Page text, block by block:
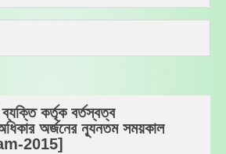
কর্তৃক বর্তস্বত্ব
অর্জনের ন্যূনতম সময়কাল
2015]